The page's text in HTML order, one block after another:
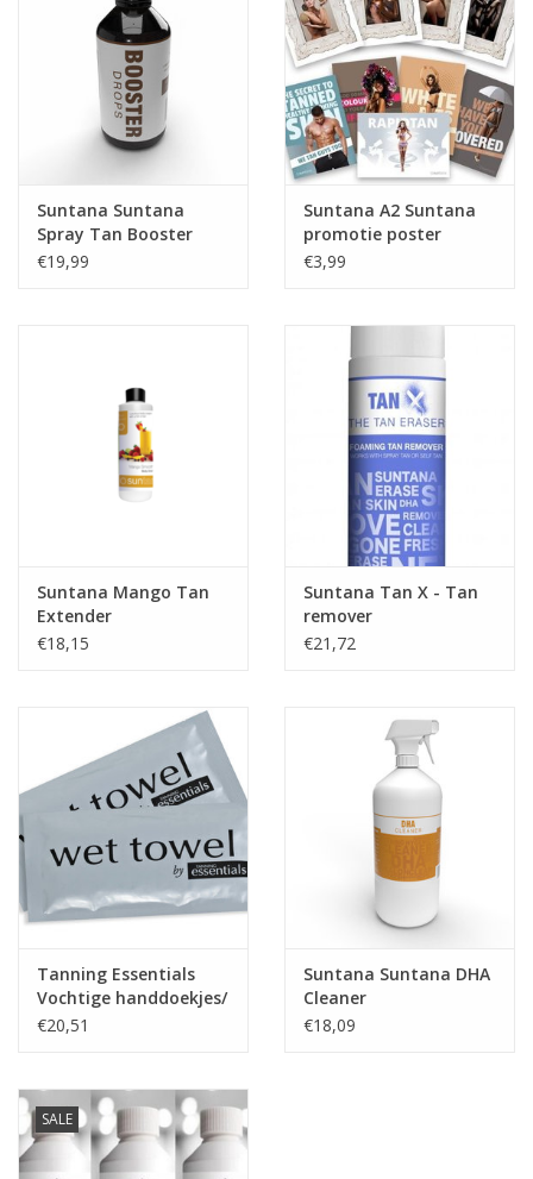
Suntana Suntana
Spray Tan Booster
Drops
€19,99
Suntana A2 Suntana
promotie poster
collectie - 6x A2
€3,99
Suntana Mango Tan
Extender
€18,15
Suntana Tan X - Tan
remover
€21,72
Tanning Essentials
Vochtige handdoekjes/
wet towels
€20,51
Suntana Suntana DHA
Cleaner
€18,09
SALE